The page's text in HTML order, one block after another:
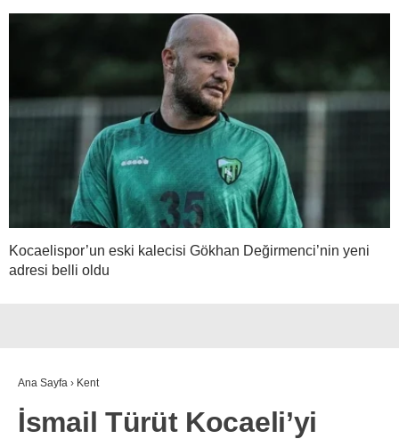
Kocaelispor’un eski kalecisi Gökhan Değirmenci’nin yeni
adresi belli oldu
Ana Sayfa › Kent
İsmail Türüt Kocaeli’yi